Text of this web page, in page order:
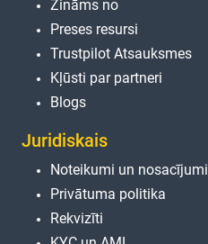
Zināms no
Preses resursi
Trustpilot Atsauksmes
Kļūsti par partneri
Blogs
Juridiskais
Noteikumi un nosacījumi
Privātuma politika
Rekvizīti